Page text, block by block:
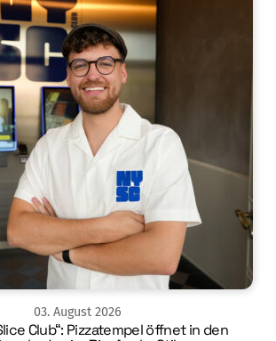
03. August 2026
Club“: Pizzatempel öffnet in den